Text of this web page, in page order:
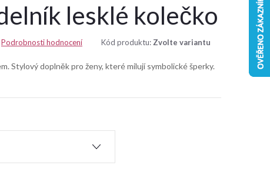
lesklé kolečko
Podrobnosti hodnocení Kód produktu: Zvolte variantu
Stylový doplněk pro ženy, které milují symbolické šperky.